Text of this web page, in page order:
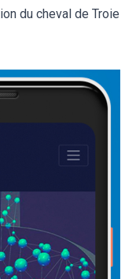
du cheval de Troie